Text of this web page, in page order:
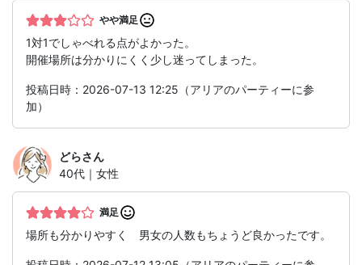
やや満足
1対1でしゃべれる点がよかった。
開催場所は分かりにくく少し迷ってしまった。
投稿日時：2026-07-13 12:25（アリアのパーティーに参
加）
どらさん
40代｜女性
満足
場所も分かりやすく 男女の人数もちょうど良かったです。